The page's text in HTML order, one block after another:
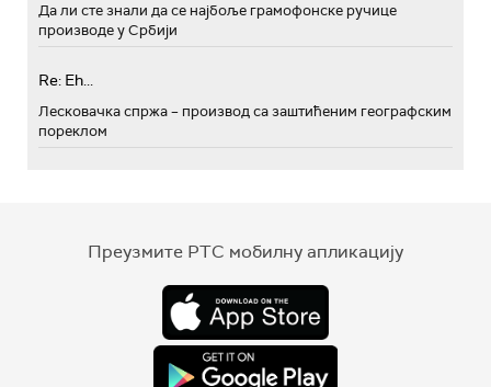
Да ли сте знали да се најбоље грамофонске ручице
производе у Србији
Re: Eh...
Лесковачка спржа – производ са заштићеним географским
пореклом
Преузмите РТС мобилну апликацију